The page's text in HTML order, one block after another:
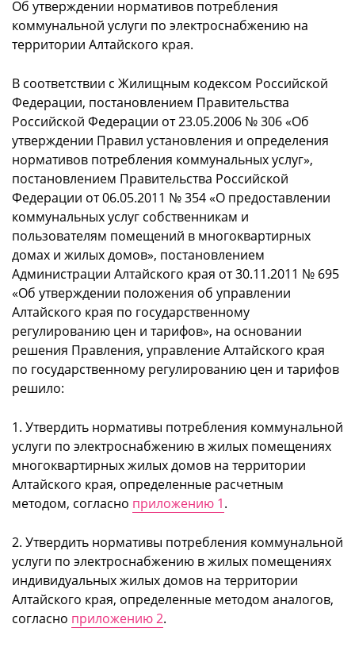
Об утверждении нормативов потребления
коммунальной услуги по электроснабжению на
территории Алтайского края.
В соответствии с Жилищным кодексом Российской
Федерации, постановлением Правительства
Российской Федерации от 23.05.2006 № 306 «Об
утверждении Правил установления и определения
нормативов потребления коммунальных услуг»,
постановлением Правительства Российской
Федерации от 06.05.2011 № 354 «О предоставлении
коммунальных услуг собственникам и
пользователям помещений в многоквартирных
домах и жилых домов», постановлением
Администрации Алтайского края от 30.11.2011 № 695
«Об утверждении положения об управлении
Алтайского края по государственному
регулированию цен и тарифов», на основании
решения Правления, управление Алтайского края
по государственному регулированию цен и тарифов
решило:
1. Утвердить нормативы потребления коммунальной
услуги по электроснабжению в жилых помещениях
многоквартирных жилых домов на территории
Алтайского края, определенные расчетным
методом, согласно приложению 1.
2. Утвердить нормативы потребления коммунальной
услуги по электроснабжению в жилых помещениях
индивидуальных жилых домов на территории
Алтайского края, определенные методом аналогов,
согласно приложению 2.